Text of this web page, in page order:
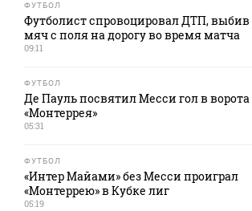
ФУТБОЛ
Футболист спровоцировал ДТП, выбив
мяч с поля на дорогу во время матча
09:11
ФУТБОЛ
Де Пауль посвятил Месси гол в ворота
«Монтеррея»
05:31
ФУТБОЛ
«Интер Майами» без Месси проиграл
«Монтеррею» в Кубке лиг
05:19